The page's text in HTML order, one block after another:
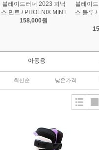
블레이드러너 2023 피닉
스 퍼플 / PHOENIX PUR
PLE
아동용
최신순 낮은가격